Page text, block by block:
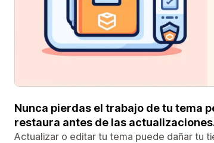
Nunca pierdas el trabajo de tu tema
restaura antes de las
Actualizar o editar tu tema puede dañar tu